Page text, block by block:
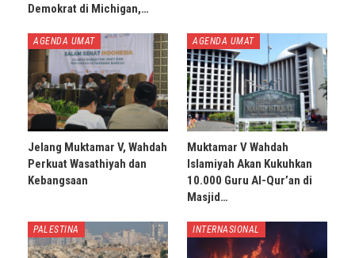
Demokrat di Michigan,…
AGENDA UMAT
Jelang Muktamar V, Wahdah
Perkuat Wasathiyah dan
Kebangsaan
AGENDA UMAT
Muktamar V Wahdah
Islamiyah Akan Kukuhkan
10.000 Guru Al-Qur’an di
Masjid…
PALESTINA INTERNASIONAL